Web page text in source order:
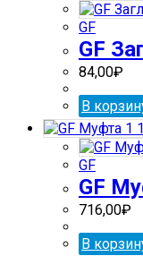
GF
GF
84,00₽
В
GF
GF
716,00₽
В